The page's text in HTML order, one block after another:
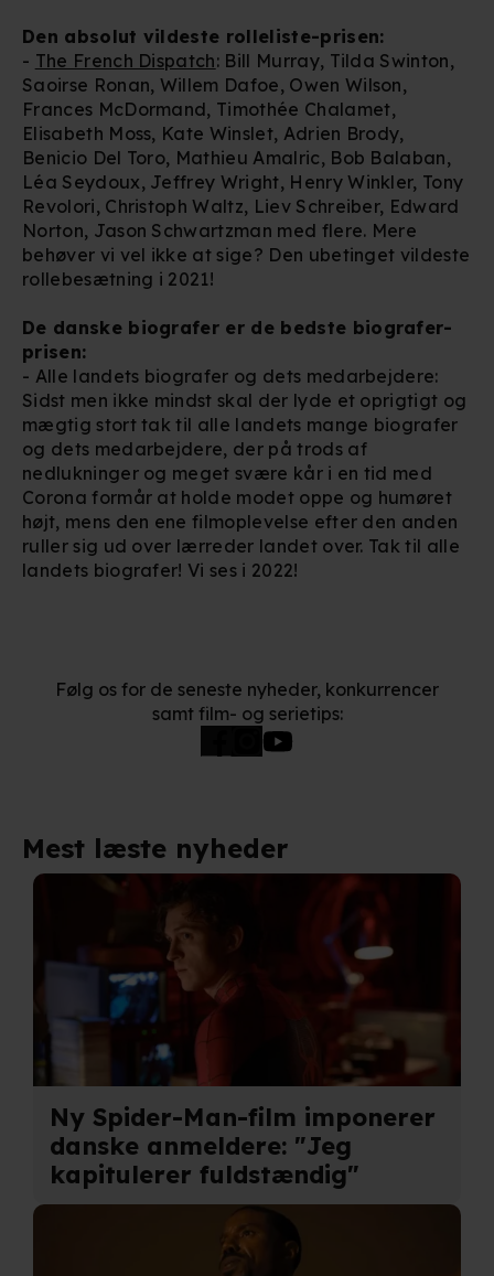
Den absolut vildeste rolleliste-prisen:
- The French Dispatch: Bill Murray, Tilda Swinton,
Saoirse Ronan, Willem Dafoe, Owen Wilson,
Frances McDormand, Timothée Chalamet,
Elisabeth Moss, Kate Winslet, Adrien Brody,
Benicio Del Toro, Mathieu Amalric, Bob Balaban,
Léa Seydoux, Jeffrey Wright, Henry Winkler, Tony
Revolori, Christoph Waltz, Liev Schreiber, Edward
Norton, Jason Schwartzman med flere. Mere
behøver vi vel ikke at sige? Den ubetinget vildeste
rollebesætning i 2021!
De danske biografer er de bedste biografer-
prisen:
- Alle landets biografer og dets medarbejdere:
Sidst men ikke mindst skal der lyde et oprigtigt og
mægtig stort tak til alle landets mange biografer
og dets medarbejdere, der på trods af
nedlukninger og meget svære kår i en tid med
Corona formår at holde modet oppe og humøret
højt, mens den ene filmoplevelse efter den anden
ruller sig ud over lærreder landet over. Tak til alle
landets biografer! Vi ses i 2022!
Følg os for de seneste nyheder, konkurrencer
samt film- og serietips:
Mest læste nyheder
Ny Spider-Man-film imponerer
danske anmeldere: "Jeg
kapitulerer fuldstændig"